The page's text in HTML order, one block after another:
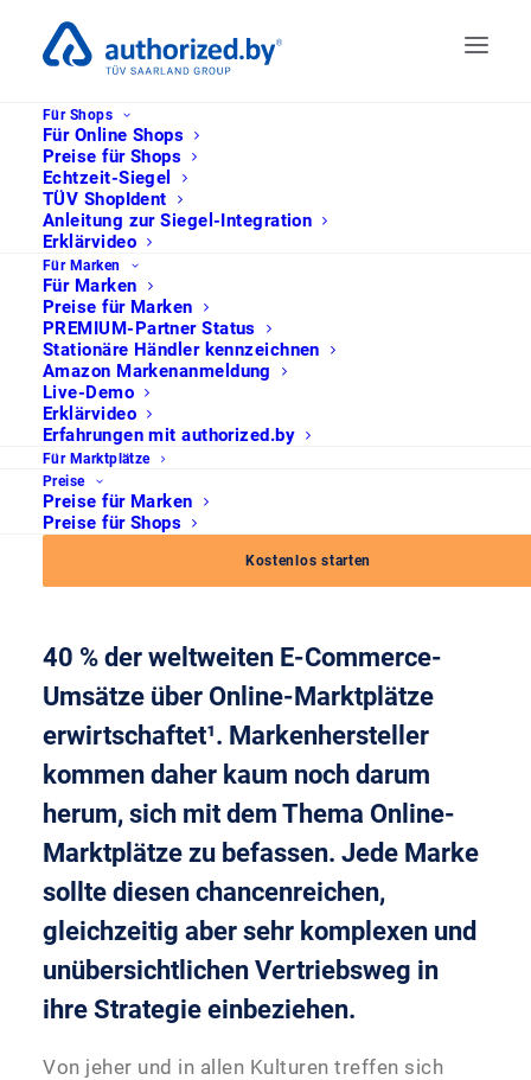
Für Shops
Für Online Shops
Preise für Shops
Echtzeit-Siegel
TÜV ShopIdent
Anleitung zur Siegel-Integration
Erklärvideo
Für Marken
Für Marken
Preise für Marken
PREMIUM-Partner Status
Stationäre Händler kennzeichnen
Amazon Markenanmeldung
Live-Demo
Erklärvideo
Erfahrungen mit authorized.by
Für Marktplätze
Preise
Preise für Marken
Preise für Shops
Kostenlos starten
Die „Marktplatzwelt 2022“ und was
Brands jetzt für den Markenschutz auf
Online-Marktplätzen tun können
40 % der weltweiten E-Commerce-
Umsätze über Online-Marktplätze
erwirtschaftet¹. Markenhersteller
kommen daher kaum noch darum
herum, sich mit dem Thema Online-
Marktplätze zu befassen. Jede Marke
sollte diesen chancenreichen,
gleichzeitig aber sehr komplexen und
unübersichtlichen Vertriebsweg in
ihre Strategie einbeziehen.
Von jeher und in allen Kulturen treffen sich